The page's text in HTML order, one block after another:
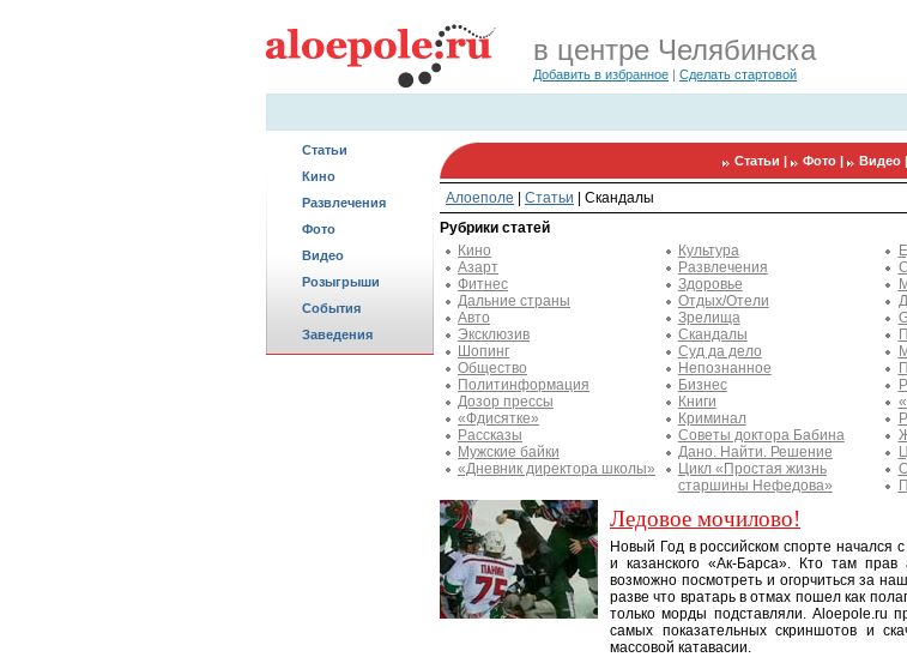
в центре Челябинска
Добавить в избранное | Сделать стартовой
Статьи
Кино
Развлечения
Фото
Видео
Розыгрыши
События
Заведения
Статьи | Фото | Видео |
Алоеполе Статьи
Скандалы
Рубрики статей
Кино
Культура
Азарт
Развлечения
Фитнес
Здоровье
Дальние страны
Отдых/Отели
Авто
Зрелища
Эксклюзив
Скандалы
Шопинг
Суд да дело
Общество
Непознанное
Политинформация
Бизнес
Дозор прессы
Книги
«Фдисятке»
Криминал
Рассказы
Советы доктора Бабина
Мужские байки
Дано. Найти. Решение
«Дневник директора школы»
Цикл «Простая жизнь
старшины Нефедова»
Ледовое мочилово!
Новый Год в российском спорте начался
и казанского «Ак-Барса». Кто там прав
возможно посмотреть и огорчиться за
разве что вратарь в отмах пошел как
только морды подставляли. Aloepole.ru
самых показательных скриншотов и
массовой катавасии.